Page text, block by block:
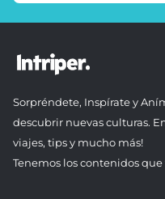
Sorpréndete, Inspírate y
descubrir nuevas culturas.
viajes, tips y mucho más!
Tenemos los contenidos